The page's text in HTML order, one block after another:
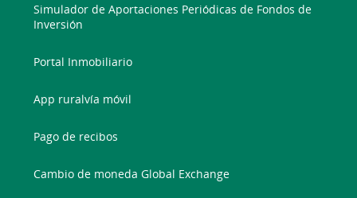
Simulador de Aportaciones Periódicas de Fondos de
Inversión
Portal Inmobiliario
App ruralvía móvil
Pago de recibos
Cambio de moneda Global Exchange